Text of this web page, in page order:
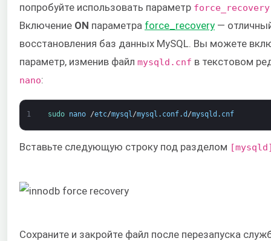
попробуйте использовать параметр force_recovery
Включение ON параметра force_recovery —
восстановления баз данных MySQL. Вы можете
параметр, изменив файл mysqld.cnf в текстовом
nano:
1 sudo nano /etc/mysql/mysql . conf.d /mysqld . cnf
Вставьте следующую строку под разделом
Сохраните и закройте файл после перезапуска